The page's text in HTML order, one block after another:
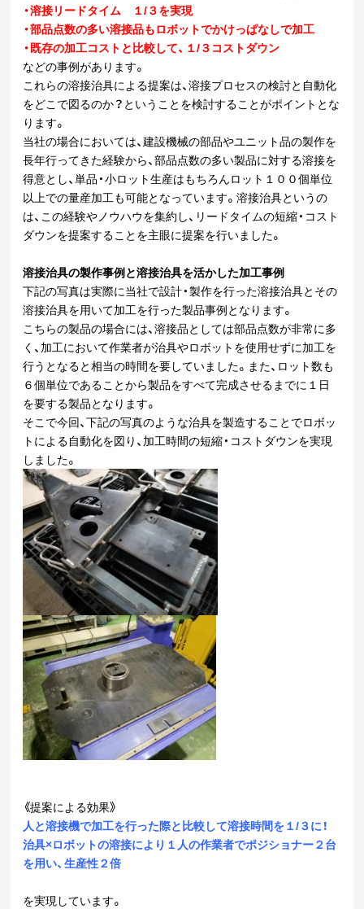
・溶接リードタイム １/３を実現
・部品点数の多い溶接品もロボットでかけっぱなしで加工
・既存の加工コストと比較して、１/３コストダウン
などの事例があります。
これらの溶接治具による提案は、溶接プロセスの検討と自動化
をどこで図るのか？ということを検討することがポイントとな
ります。
当社の場合においては、建設機械の部品やユニット品の製作を
長年行ってきた経験から、部品点数の多い製品に対する溶接を
得意とし、単品・小ロット生産はもちろんロット１００個単位
以上での量産加工も可能となっています。溶接治具というの
は、この経験やノウハウを集約し、リードタイムの短縮・コスト
ダウンを提案することを主眼に提案を行いました。
溶接治具の製作事例と溶接治具を活かした加工事例
下記の写真は実際に当社で設計・製作を行った溶接治具とその
溶接治具を用いて加工を行った製品事例となります。
こちらの製品の場合には、溶接品としては部品点数が非常に多
く、加工において作業者が治具やロボットを使用せずに加工を
行うとなると相当の時間を要していました。また、ロット数も
６個単位であることから製品をすべて完成させるまでに１日
を要する製品となります。
そこで今回、下記の写真のような治具を製造することでロボッ
トによる自動化を図り、加工時間の短縮・コストダウンを実現
しました。
《提案による効果》
人と溶接機で加工を行った際と比較して溶接時間を１/３に！
治具×ロボットの溶接により１人の作業者でポジショナー２台
を用い、生産性２倍
を実現しています。